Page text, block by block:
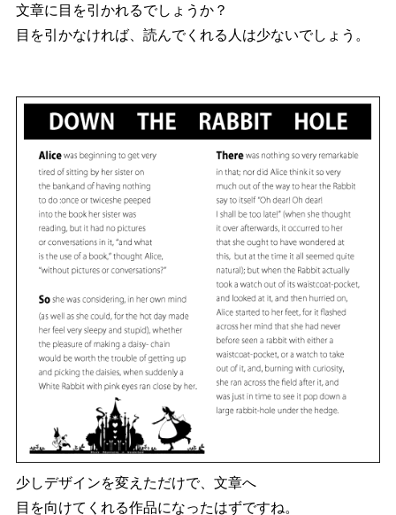
文章に目を引かれるでしょうか？
目を引かなければ、読んでくれる人は少ないでしょう。
少しデザインを変えただけで、文章へ
目を向けてくれる作品になったはずですね。